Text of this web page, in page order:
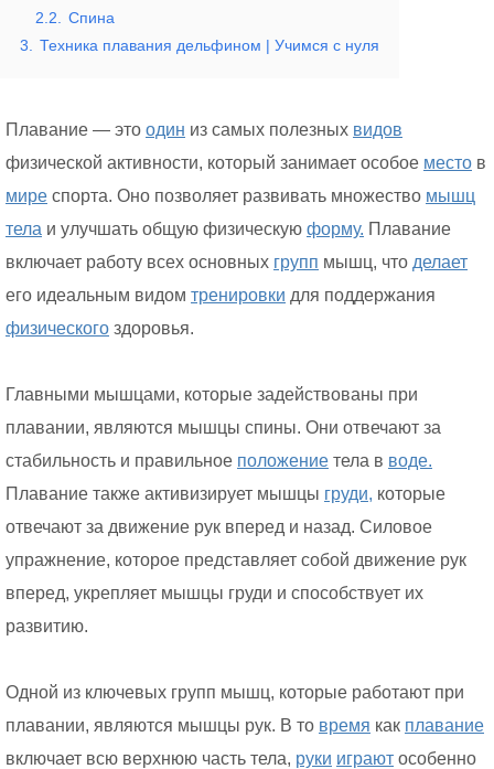
2.2.
Спина
3.
Техника плавания дельфином | Учимся с нуля
Плавание — это один из самых полезных видов
физической активности, который занимает особое место в
мире спорта. Оно позволяет развивать множество мышц
тела и улучшать общую физическую форму. Плавание
включает работу всех основных групп мышц, что делает
его идеальным видом тренировки для поддержания
физического здоровья.
Главными мышцами, которые задействованы при
плавании, являются мышцы спины. Они отвечают за
стабильность и правильное положение тела в воде.
Плавание также активизирует мышцы груди, которые
отвечают за движение рук вперед и назад. Силовое
упражнение, которое представляет собой движение рук
вперед, укрепляет мышцы груди и способствует их
развитию.
Одной из ключевых групп мышц, которые работают при
плавании, являются мышцы рук. В то время как плавание
включает всю верхнюю часть тела, руки играют особенно